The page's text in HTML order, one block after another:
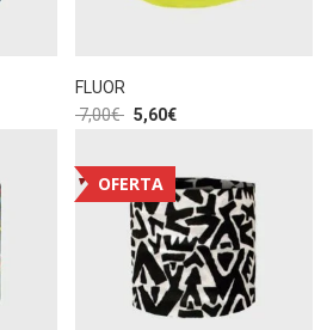
FLUOR
7,00€ 5,60€
OFERTA